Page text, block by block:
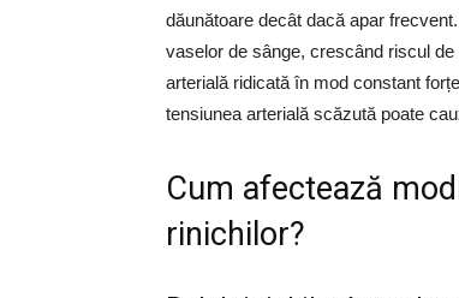
dăunătoare decât dacă apar
vaselor de sânge, crescând riscul
arterială ridicată în mod constant
tensiunea arterială scăzută poate
Cum afectează
rinichilor?